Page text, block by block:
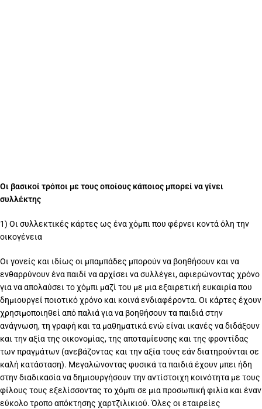
Οι βασικοί τρόποι με τους οποίους κάποιος μπορεί να γίνει
συλλέκτης
1) Οι συλλεκτικές κάρτες ως ένα χόμπι που φέρνει κοντά όλη την
οικογένεια
Οι γονείς και ιδίως οι μπαμπάδες μπορούν να βοηθήσουν και να
ενθαρρύνουν ένα παιδί να αρχίσει να συλλέγει, αφιερώνοντας χρόνο
για να απολαύσει το χόμπι μαζί του με μια εξαιρετική ευκαιρία που
δημιουργεί ποιοτικό χρόνο και κοινά ενδιαφέροντα. Οι κάρτες έχουν
χρησιμοποιηθεί από παλιά για να βοηθήσουν τα παιδιά στην
ανάγνωση, τη γραφή και τα μαθηματικά ενώ είναι ικανές να διδάξουν
και την αξία της οικονομίας, της αποταμίευσης και της φροντίδας
των πραγμάτων (ανεβάζοντας και την αξία τους εάν διατηρούνται σε
καλή κατάσταση). Μεγαλώνοντας φυσικά τα παιδιά έχουν μπει ήδη
στην διαδικασία να δημιουργήσουν την αντίστοιχη κοινότητα με τους
φίλους τους εξελίσσοντας το χόμπι σε μια προσωπική φιλία και έναν
εύκολο τροπο απόκτησης χαρτζιλικιού. Όλες οι εταιρείες